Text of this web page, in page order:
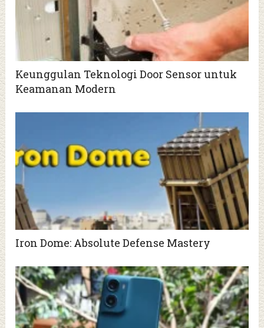
Keunggulan Teknologi Door Sensor untuk
Keamanan Modern
Iron Dome: Absolute Defense Mastery